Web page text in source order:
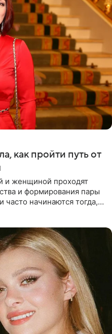
как пройти путь от
и женщиной проходят
и формирования пары
начинаются тогда,